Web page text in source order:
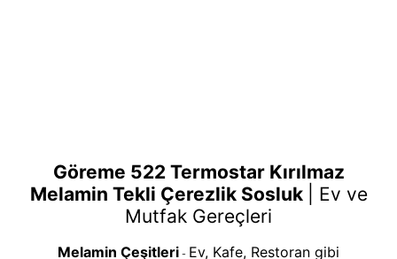
Göreme 522 Termostar Kırılmaz
Melamin Tekli Çerezlik Sosluk
Ev ve
Mutfak Gereçleri
Melamin Çeşitleri - Ev, Kafe, Restoran gibi